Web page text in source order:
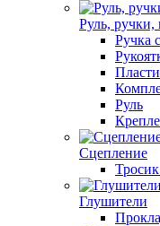
Руль, ручки,
Ручка
Руль
Сцепление
Глушители